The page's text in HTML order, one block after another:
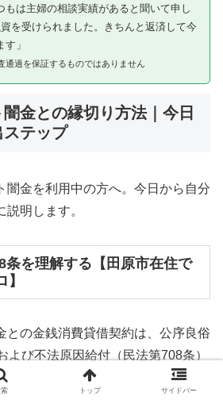
もは主婦の相談実績があると聞いて申し
を受けられました。きちんと返済して今
」
過を保証するものではありません
金との縁切り方法｜今日
テップ
闇金を利用中の方へ。今日から自分
明します。
条を理解する【田原市在住で
との金銭消費貸借契約は、公序良俗
よび不法原因給付（民法第708条）
には無効です。田原市在住であって
トップ サイドバー